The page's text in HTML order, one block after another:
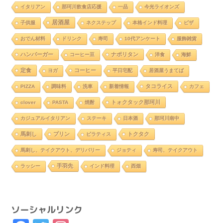
イタリアン 那珂川飲食店応援 一品 今光ライオンズ
子供服 居酒屋 ネクステップ 本格インド料理 ピザ
おでん材料 ドリンク 寿司 10代アンケート 服飾雑貨
ハンバーガー コーヒー豆 ナポリタン 洋食 海鮮
定食 ヨガ コーヒー 平日宅配 居酒屋うまてば
PIZZA 調味料 洗車 新着情報 タコライス カフェ
clover PASTA 焼酎 トォクタック那珂川
カジュアルイタリアン ステーキ 日本酒 那珂川南中
馬刺し プリン ピラティス トクタク
馬刺し、テイクアウト、デリバリー ジョティ 寿司、テイクアウト
ラッシー 手羽先 インド料理 西畑
ソーシャルリンク